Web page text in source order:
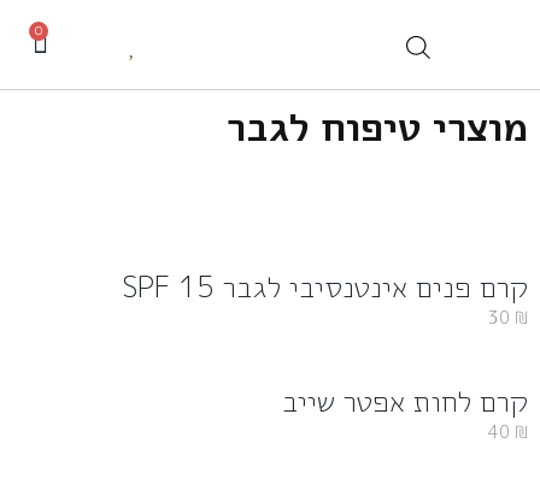
0
מוצרי טיפוח לגבר
קרם פנים אינטנסיבי לגבר SPF 15
30 ₪
קרם לחות אפטר שייב
40 ₪